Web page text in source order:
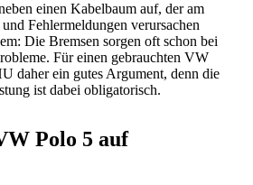
einen Kabelbaum auf, der am
Fehlermeldungen verursachen
Die Bremsen sorgen oft schon bei
Für einen gebrauchten VW
daher ein gutes Argument, denn die
ist dabei obligatorisch.
Polo 5 auf